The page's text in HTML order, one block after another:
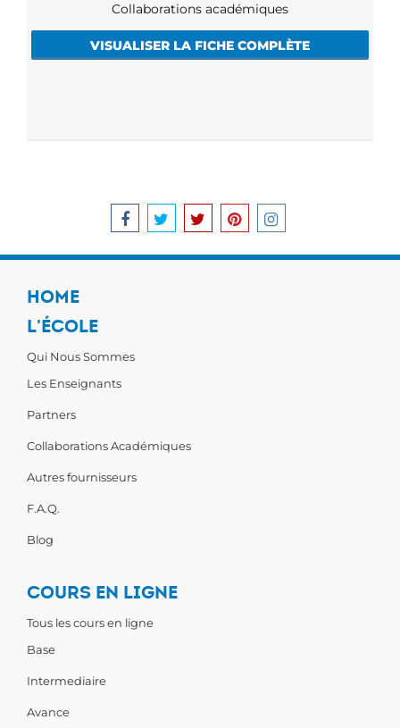
Collaborations académiques
VISUALISER LA FICHE COMPLÈTE
HOME
L'ÉCOLE
Qui Nous Sommes
Les Enseignants
Partners
Collaborations Académiques
Autres fournisseurs
F.A.Q.
Blog
COURS EN LIGNE
Tous les cours en ligne
Base
Intermediaire
Avance